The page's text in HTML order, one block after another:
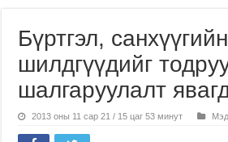
Бүртгэл,
шилдгүүдийг
шалгаруулалт
2013 оны 11 сар 21 / 15 цаг 53 минут